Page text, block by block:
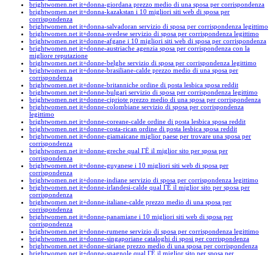
brightwomen.net it+donna-giordana prezzo medio di una sposa per corrispondenza
brightwomen.net it+donna-kazakstan i 10 migliori siti web di sposa per
corrispondenza
brightwomen.net it+donna-salvadoran servizio di sposa per corrispondenza legittimo
brightwomen.net it+donna-svedese servizio di sposa per corrispondenza legittimo
brightwomen.net it+donne-afgane i 10 migliori siti web di sposa per corrispondenza
brightwomen.net it+donne-austriache agenzia sposa per corrispondenza con la
migliore reputazione
brightwomen.net it+donne-belghe servizio di sposa per corrispondenza legittimo
brightwomen.net it+donne-brasiliane-calde prezzo medio di una sposa per
corrispondenza
brightwomen.net it+donne-britanniche ordine di posta lesbica sposa reddit
brightwomen.net it+donne-bulgari servizio di sposa per corrispondenza legittimo
brightwomen.net it+donne-cipriote prezzo medio di una sposa per corrispondenza
brightwomen.net it+donne-colombiane servizio di sposa per corrispondenza
legittimo
brightwomen.net it+donne-coreane-calde ordine di posta lesbica sposa reddit
brightwomen.net it+donne-costa-rican ordine di posta lesbica sposa reddit
brightwomen.net it+donne-giamaicane miglior paese per trovare una sposa per
corrispondenza
brightwomen.net it+donne-greche qual ГЁ il miglior sito per sposa per
corrispondenza
brightwomen.net it+donne-guyanese i 10 migliori siti web di sposa per
corrispondenza
brightwomen.net it+donne-indiane servizio di sposa per corrispondenza legittimo
brightwomen.net it+donne-irlandesi-calde qual ГЁ il miglior sito per sposa per
corrispondenza
brightwomen.net it+donne-italiane-calde prezzo medio di una sposa per
corrispondenza
brightwomen.net it+donne-panamiane i 10 migliori siti web di sposa per
corrispondenza
brightwomen.net it+donne-rumene servizio di sposa per corrispondenza legittimo
brightwomen.net it+donne-singaporiane cataloghi di sposi per corrispondenza
brightwomen.net it+donne-siriane prezzo medio di una sposa per corrispondenza
brightwomen.net it+donne-spagnole qual ГЁ il miglior sito per sposa per